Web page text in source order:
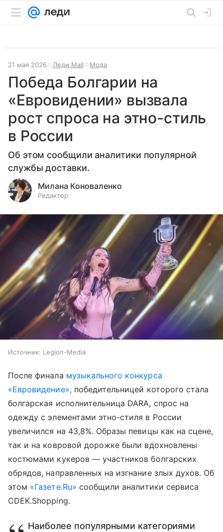
21 мая 2026 Леди Mail Мода
Победа Болгарии на
«Евровидении» вызвала
рост спроса на этно-стиль
в России
Об этом сообщили аналитики популярной
службы доставки.
Милана Коноваленко
Редактор
Источник: Legion-Media
После финала музыкального конкурса
«Евровидение»,победительницей которого стала
болгарская исполнительница DARA, спрос на
одежду с элементами этно-стиля в России
увеличился на 43,8%. Образы певицы как на сцене,
так и на ковровой дорожке были вдохновлены
костюмами кукеров — участников болгарских
обрядов, направленных на изгнание злых духов. Об
этом «Газете.Ru» сообщили аналитики сервиса
CDEK.Shopping.
Наиболее популярными категориями